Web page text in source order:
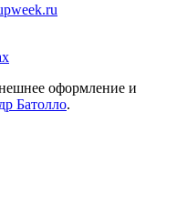
оформление и
Батолло.